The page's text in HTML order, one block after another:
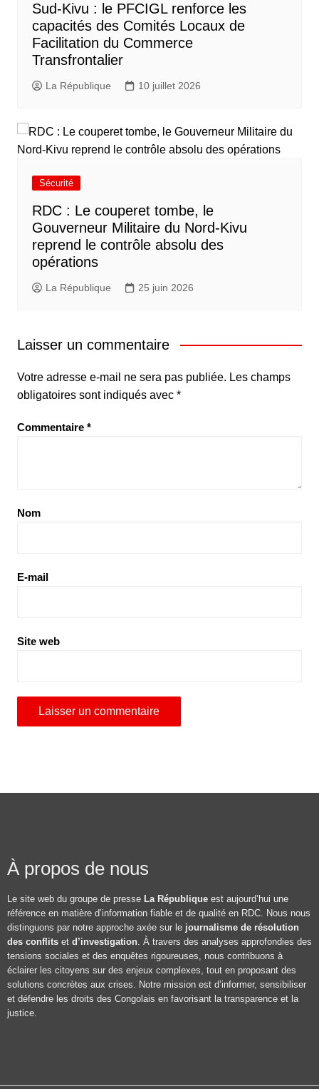
Sud-Kivu : le PFCIGL renforce les
capacités des Comités Locaux de
Facilitation du Commerce
Transfrontalier
La République 10 juillet 2026
Sécurité
RDC : Le couperet tombe, le
Gouverneur Militaire du Nord-Kivu
reprend le contrôle absolu des
opérations
La République 25 juin 2026
Laisser un commentaire
Votre adresse e-mail ne sera pas publiée. Les champs
obligatoires sont indiqués avec *
Commentaire *
Nom
E-mail
Site web
À propos de nous
Le site web du groupe de presse La République est aujourd’hui une
référence en matière d’information fiable et de qualité en RDC. Nous nous
distinguons par notre approche axée sur le journalisme de résolution
des conflits et d’investigation. À travers des analyses approfondies des
tensions sociales et des enquêtes rigoureuses, nous contribuons à
éclairer les citoyens sur des enjeux complexes, tout en proposant des
solutions concrètes aux crises. Notre mission est d’informer, sensibiliser
et défendre les droits des Congolais en favorisant la transparence et la
justice.